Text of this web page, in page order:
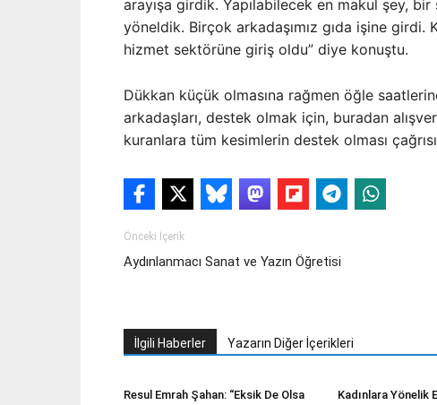
arayışa girdik. Yapılabilecek en makul şey,
yöneldik. Birçok arkadaşımız gıda işine
hizmet sektörüne giriş oldu” diye konuştu.
Dükkan küçük olmasına rağmen öğle
arkadaşları, destek olmak için, buradan
kuranlara tüm kesimlerin destek olması
Önceki İçerik
Aydınlanmacı Sanat ve Yazın Öğretisi
İlgili Haberler Yazarın Diğer İçerikleri
Resul Emrah Şahan: “Eksik De Olsa Kadınlara Yönelik